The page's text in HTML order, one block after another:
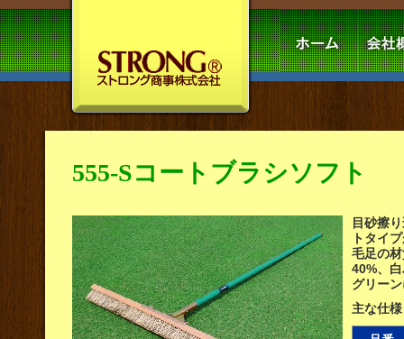
555-Sコートブラシソフト
目砂擦
トタイ
毛足の
40%、
グリー
主な仕様